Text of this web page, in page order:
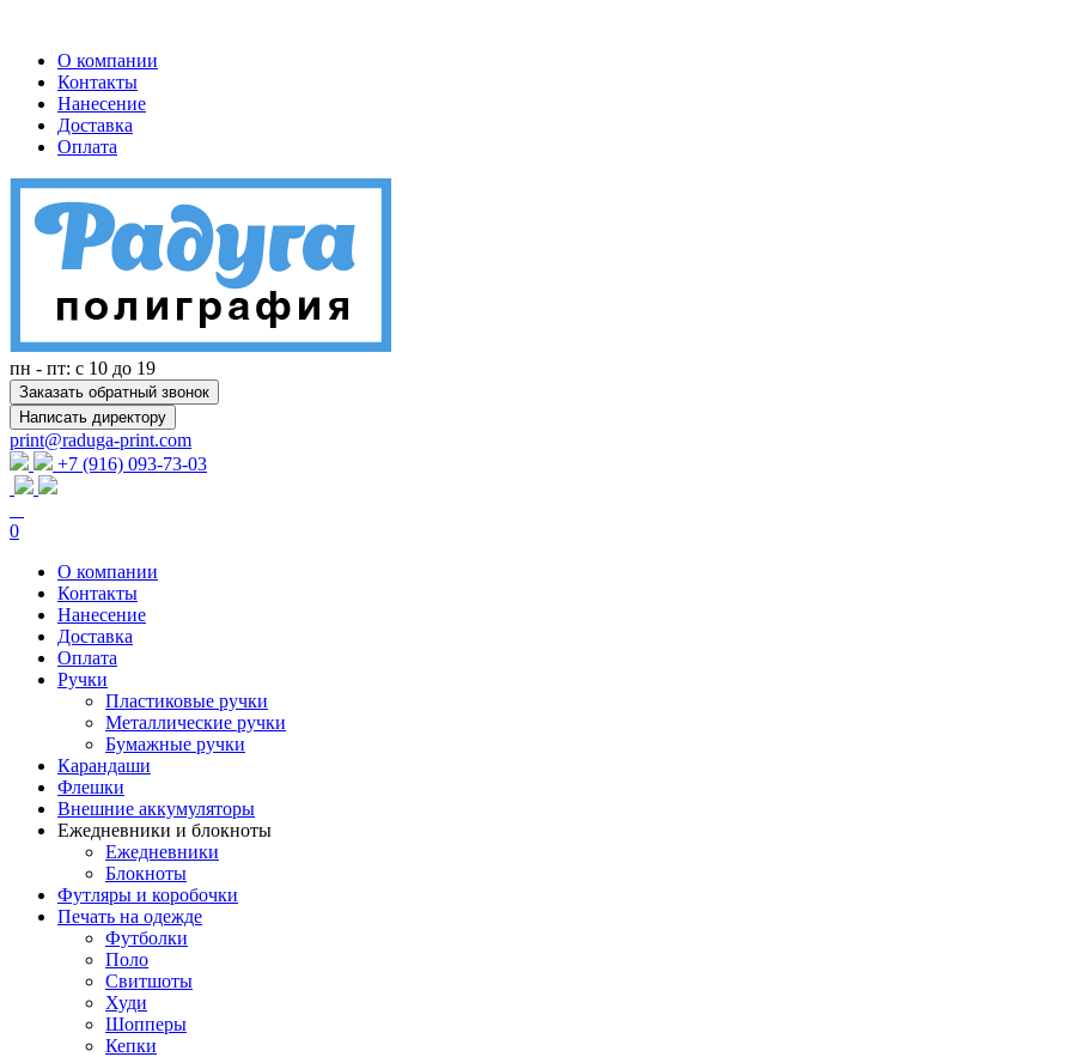
О компании
Контакты
Нанесение
Доставка
Оплата
пн - пт: с 10 до 19
Заказать обратный звонок
Написать директору
print@raduga-print.com
+7 (916) 093-73-03
0
О компании
Контакты
Нанесение
Доставка
Оплата
Ручки
Пластиковые ручки
Металлические ручки
Бумажные ручки
Карандаши
Флешки
Внешние аккумуляторы
Ежедневники и блокноты
Ежедневники
Блокноты
Футляры и коробочки
Печать на одежде
Футболки
Поло
Свитшоты
Худи
Шопперы
Кепки